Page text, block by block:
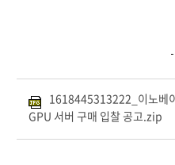
1618445313222_이노베
GPU 서버 구매 입찰 공고.zip